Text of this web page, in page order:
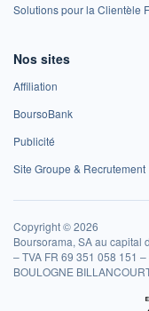
Solutions pour la Clientèle
Nos sites
Affiliation
BoursoBank
Publicité
Site Groupe & Recrutement
Copyright © 2026
Boursorama, SA au capital
– TVA FR 69 351 058 151
BOULOGNE